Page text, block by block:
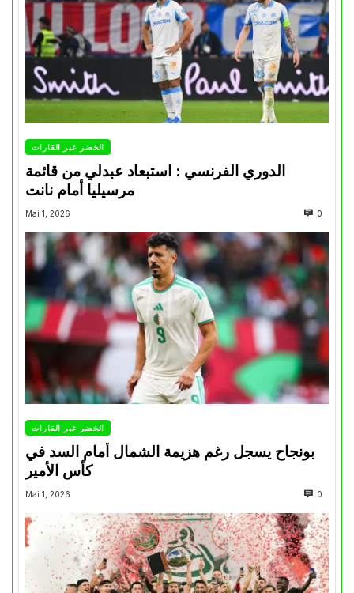
الخضر عبر القارات
الدوري الفرنسي : استبعاد عبدلي من قائمة
مرسيليا أمام نانت
Mai 1, 2026 0
الخضر عبر القارات
بونجاح يسجل رغم هزيمة الشمال أمام السد في
كأس الأمير
Mai 1, 2026 0